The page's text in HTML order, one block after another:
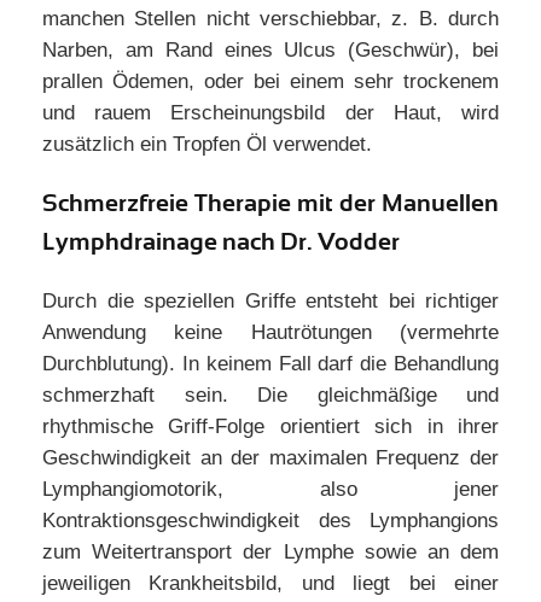
manchen Stellen nicht verschiebbar, z. B. durch
Narben, am Rand eines Ulcus (Geschwür), bei
prallen Ödemen, oder bei einem sehr trockenem
und rauem Erscheinungsbild der Haut, wird
zusätzlich ein Tropfen Öl verwendet.
Schmerzfreie Therapie mit der Manuellen
Lymphdrainage nach Dr. Vodder
Durch die speziellen Griffe entsteht bei richtiger
Anwendung keine Hautrötungen (vermehrte
Durchblutung). In keinem Fall darf die Behandlung
schmerzhaft sein. Die gleichmäßige und
rhythmische Griff-Folge orientiert sich in ihrer
Geschwindigkeit an der maximalen Frequenz der
Lymphangiomotorik, also jener
Kontraktionsgeschwindigkeit des Lymphangions
zum Weitertransport der Lymphe sowie an dem
jeweiligen Krankheitsbild, und liegt bei einer